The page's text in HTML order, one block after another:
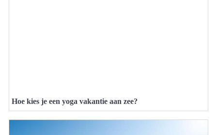
Hoe kies je een yoga vakantie aan zee?